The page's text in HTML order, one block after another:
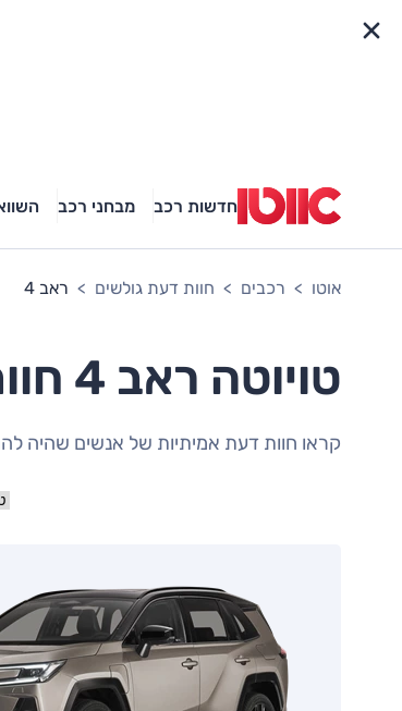
חדשות רכב מבחני רכב
אוטו רכבים חוות דעת גולשים ראב 4
טויוטה ראב 4 חוות דעת גולשים
קראו חוות דעת אמיתיות של אנשים שהיה